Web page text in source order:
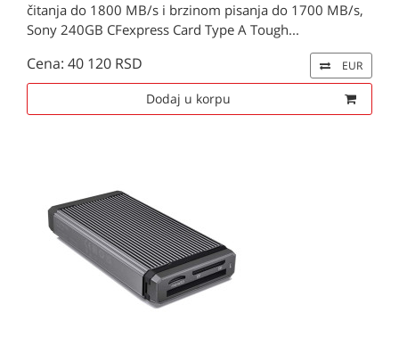
čitanja do 1800 MB/s i brzinom pisanja do 1700 MB/s,
Sony 240GB CFexpress Card Type A Tough...
Cena: 40 120 RSD EUR
Dodaj u korpu